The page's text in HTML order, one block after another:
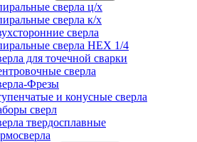
сверла ц/х
сверла к/х
сверла
сверла HEX 1/4
для точечной сварки
сверла
Фрезы
и конусные сверла
сверл
твердосплавные